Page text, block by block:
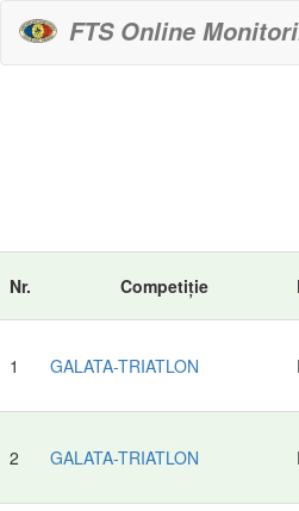
FTS Online
Nr. Competiție
1 GALATA-TRIATLON
2 GALATA-TRIATLON